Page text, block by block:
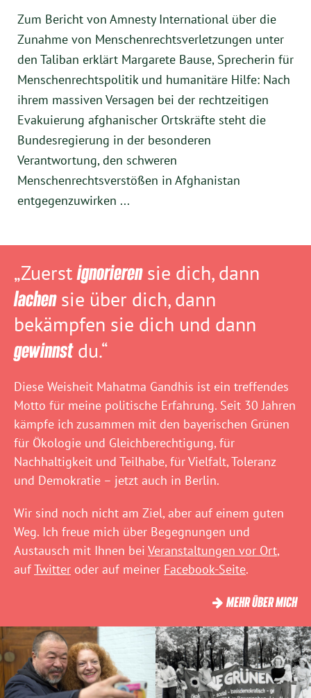
Zum Bericht von Amnesty International über die
Zunahme von Menschenrechtsverletzungen unter
den Taliban erklärt Margarete Bause, Sprecherin für
Menschenrechtspolitik und humanitäre Hilfe: Nach
ihrem massiven Versagen bei der rechtzeitigen
Evakuierung afghanischer Ortskräfte steht die
Bundesregierung in der besonderen
Verantwortung, den schweren
Menschenrechtsverstößen in Afghanistan
entgegenzuwirken ...
„Zuerstignorierensie dich, dann
lachensie über dich, dann
bekämpfen sie dich und dann
gewinnstdu.“
Diese Weisheit Mahatma Gandhis ist ein treffendes
Motto für meine politische Erfahrung. Seit 30 Jahren
kämpfe ich zusammen mit den bayerischen Grünen
für Ökologie und Gleichberechtigung, für
Nachhaltigkeit und Teilhabe, für Vielfalt, Toleranz
und Demokratie – jetzt auch in Berlin.
Wir sind noch nicht am Ziel, aber auf einem guten
Weg. Ich freue mich über Begegnungen und
Austausch mit Ihnen bei Veranstaltungen vor Ort,
aufTwitter oder auf meiner Facebook-Seite.
MEHR ÜBER MICH